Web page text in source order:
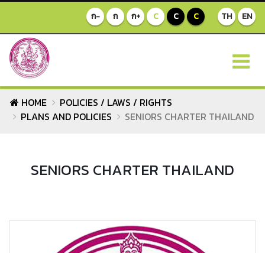
TH EN
ก- ก ก+ C C C
HOME
POLICIES / LAWS / RIGHTS
PLANS AND POLICIES
SENIORS CHARTER THAILAND
SENIORS CHARTER THAILAND